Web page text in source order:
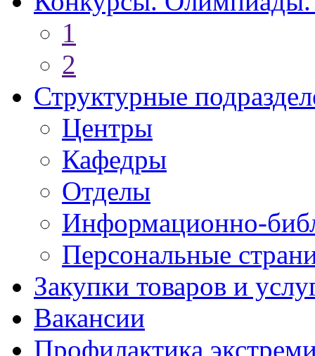
1
2
Структурные
Центры
Кафедры
Отделы
Информационно-
Персональные
Закупки товаров и
Вакансии
Профилактика